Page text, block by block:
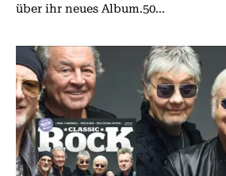
über ihr neues Album.50...